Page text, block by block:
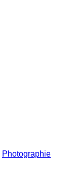
Photographie